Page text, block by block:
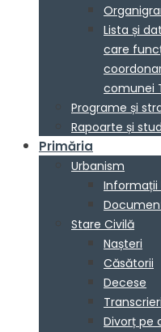
Lista și
care
comunei
Programe și
Rapoarte și
Primăria
Urbanism
Informații
Stare Civilă
Nașteri
Căsătorii
Decese
Divorț pe